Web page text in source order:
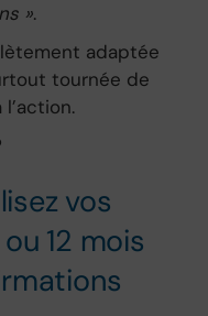
».
adaptée
tournée de
vos
12 mois